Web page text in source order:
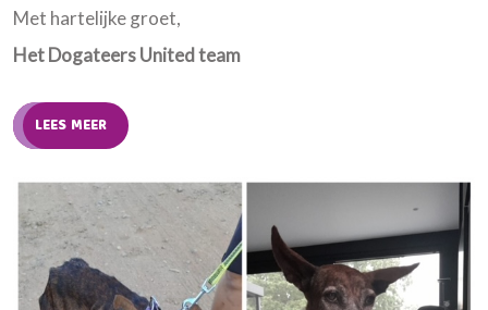
Met hartelijke groet,
Het Dogateers United team
LEES MEER